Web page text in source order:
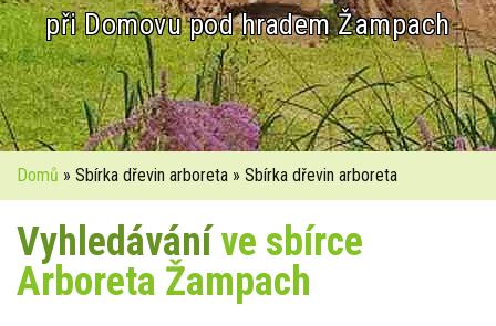
při Domovu pod hradem Žampach
Domů » Sbírka dřevin arboreta » Sbírka dřevin arboreta
Vyhledáváníve sbírce
Arboreta Žampach